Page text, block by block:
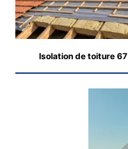
Isolation de toiture 67